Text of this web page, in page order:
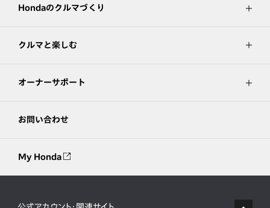
Hondaのクルマづくり
クルマと楽しむ
オーナーサポート
お問い合わせ
My Honda